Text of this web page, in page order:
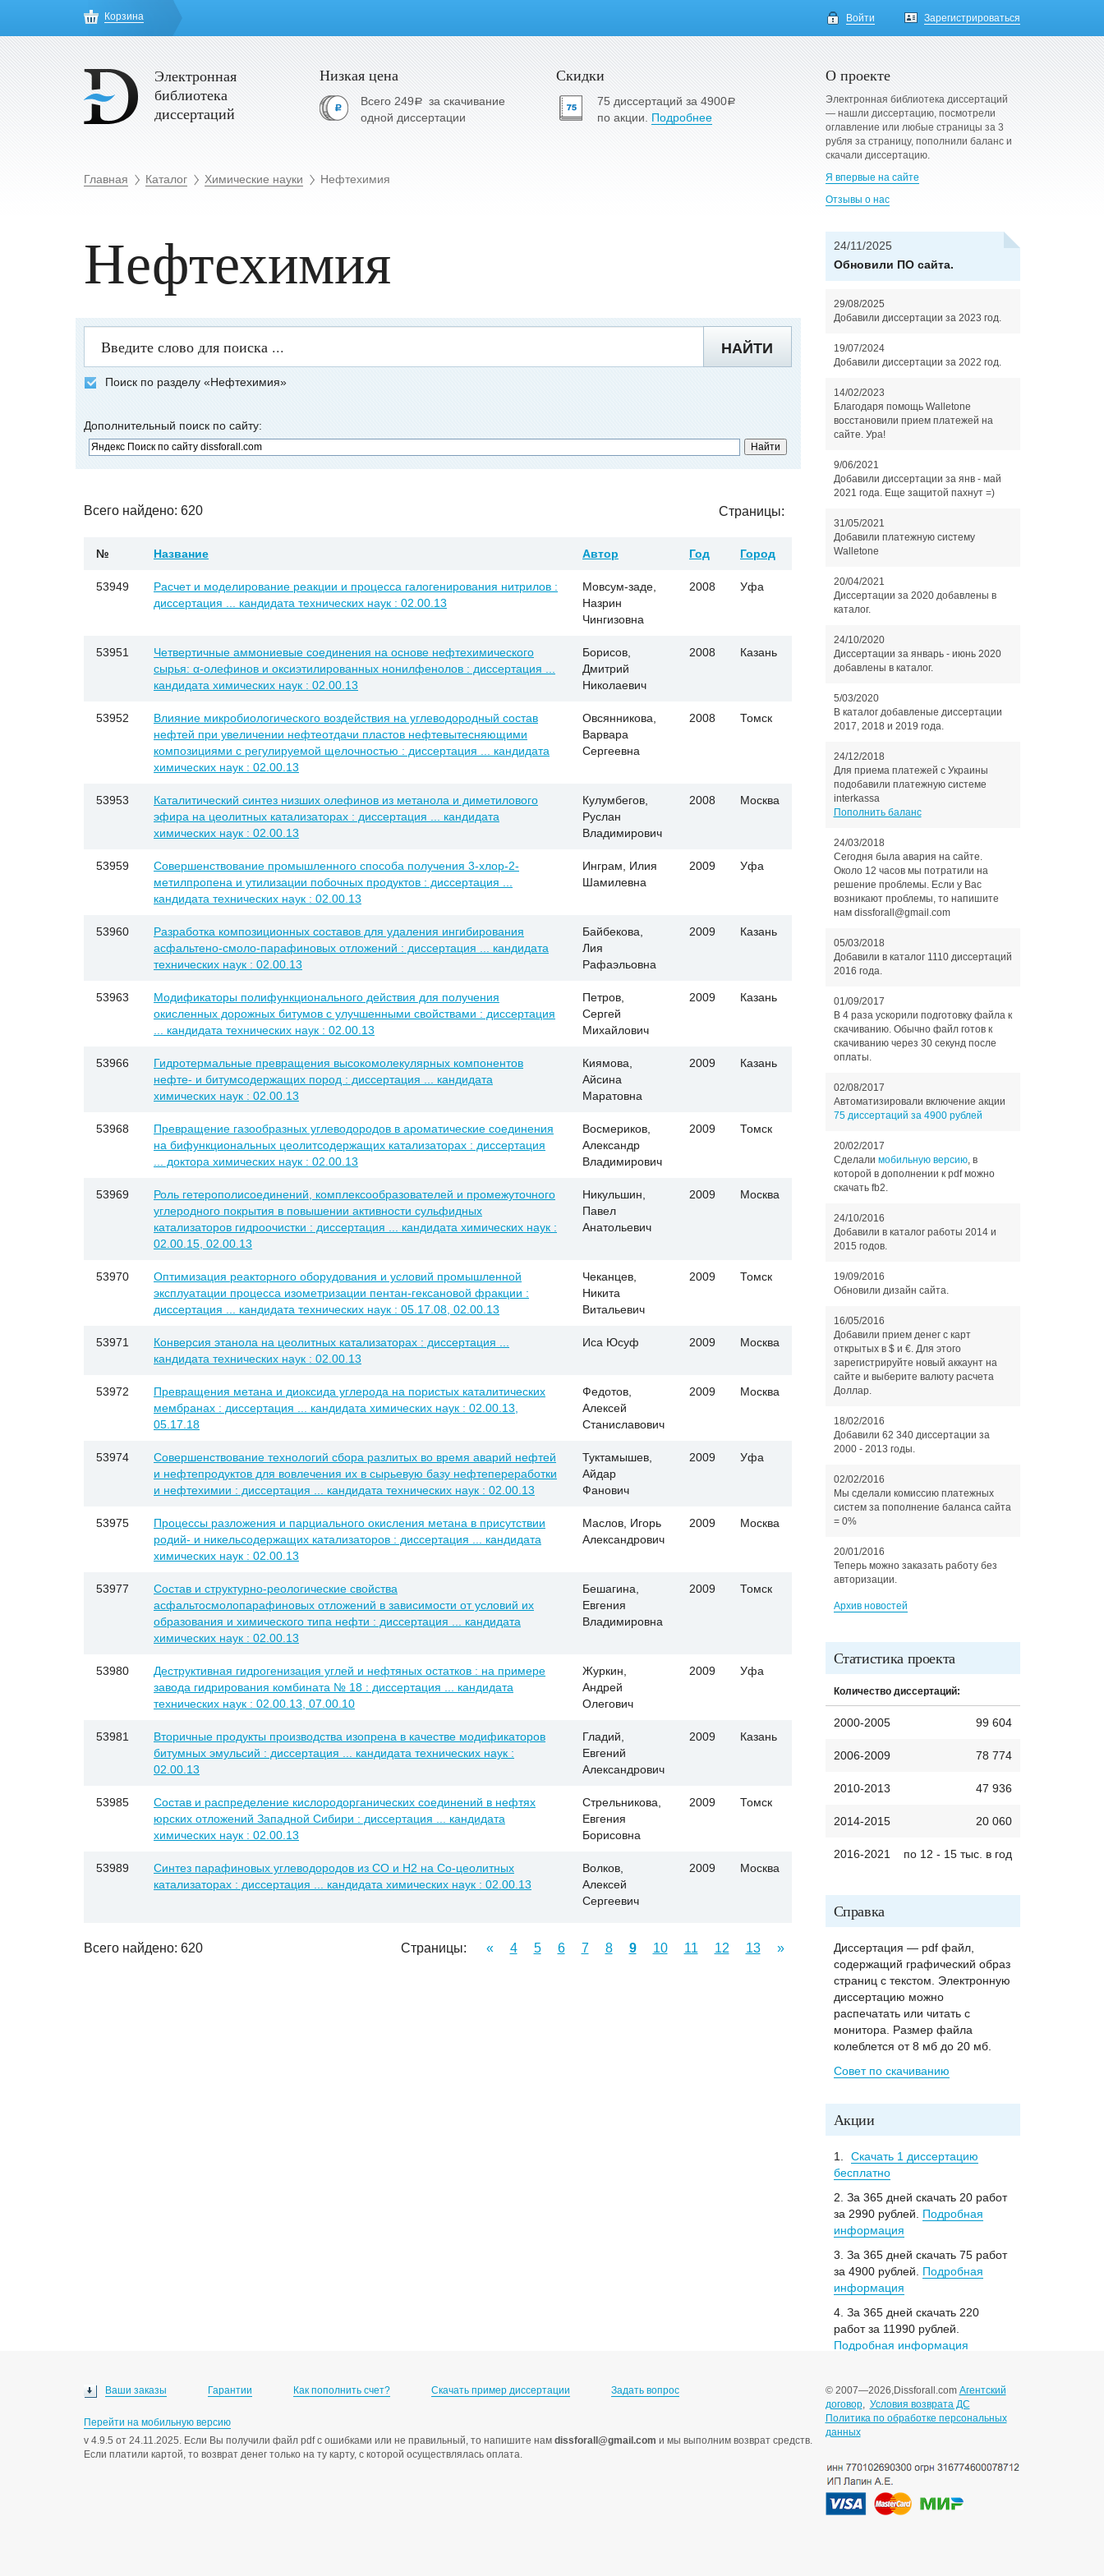
Корзина Войти Зарегистрироваться
Электронная
библиотека
диссертаций
Низкая цена
Всего 249aза скачивание
одной диссертации
Скидки
75 диссертаций за 4900a
по акции. Подробнее
Главная Каталог Химические науки Нефтехимия
Нефтехимия
НАЙТИ
Поиск по разделу «Нефтехимия»
Дополнительный поиск по сайту:
Всего найдено: 620 Страницы:
№ Название Автор Год Город
53949
Расчет и моделирование реакции и процесса галогенирования нитрилов :
диссертация ... кандидата технических наук : 02.00.13
Мовсум-заде,
Назрин
Чингизовна
2008 Уфа
53951
Четвертичные аммониевые соединения на основе нефтехимического
сырья: α-олефинов и оксиэтилированных нонилфенолов : диссертация ...
кандидата химических наук : 02.00.13
Борисов,
Дмитрий
Николаевич
2008 Казань
53952
Влияние микробиологического воздействия на углеводородный состав
нефтей при увеличении нефтеотдачи пластов нефтевытесняющими
композициями с регулируемой щелочностью : диссертация ... кандидата
химических наук : 02.00.13
Овсянникова,
Варвара
Сергеевна
2008 Томск
53953
Каталитический синтез низших олефинов из метанола и диметилового
эфира на цеолитных катализаторах : диссертация ... кандидата
химических наук : 02.00.13
Кулумбегов,
Руслан
Владимирович
2008 Москва
53959
Совершенствование промышленного способа получения 3-хлор-2-
метилпропена и утилизации побочных продуктов : диссертация ...
кандидата технических наук : 02.00.13
Инграм, Илия
Шамилевна
2009 Уфа
53960
Разработка композиционных составов для удаления ингибирования
асфальтено-смоло-парафиновых отложений : диссертация ... кандидата
технических наук : 02.00.13
Байбекова,
Лия
Рафаэльовна
2009 Казань
53963
Модификаторы полифункционального действия для получения
окисленных дорожных битумов с улучшенными свойствами : диссертация
... кандидата технических наук : 02.00.13
Петров,
Сергей
Михайлович
2009 Казань
53966
Гидротермальные превращения высокомолекулярных компонентов
нефте- и битумсодержащих пород : диссертация ... кандидата
химических наук : 02.00.13
Киямова,
Айсина
Маратовна
2009 Казань
53968
Превращение газообразных углеводородов в ароматические соединения
на бифункциональных цеолитсодержащих катализаторах : диссертация
... доктора химических наук : 02.00.13
Восмериков,
Александр
Владимирович
2009 Томск
53969
Роль гетерополисоединений, комплексообразователей и промежуточного
углеродного покрытия в повышении активности сульфидных
катализаторов гидроочистки : диссертация ... кандидата химических наук :
02.00.15, 02.00.13
Никульшин,
Павел
Анатольевич
2009 Москва
53970
Оптимизация реакторного оборудования и условий промышленной
эксплуатации процесса изометризации пентан-гексановой фракции :
диссертация ... кандидата технических наук : 05.17.08, 02.00.13
Чеканцев,
Никита
Витальевич
2009 Томск
53971
Конверсия этанола на цеолитных катализаторах : диссертация ...
кандидата технических наук : 02.00.13
Иса Юсуф 2009 Москва
53972
Превращения метана и диоксида углерода на пористых каталитических
мембранах : диссертация ... кандидата химических наук : 02.00.13,
05.17.18
Федотов,
Алексей
Станиславович
2009 Москва
53974
Совершенствование технологий сбора разлитых во время аварий нефтей
и нефтепродуктов для вовлечения их в сырьевую базу нефтепереработки
и нефтехимии : диссертация ... кандидата технических наук : 02.00.13
Туктамышев,
Айдар
Фанович
2009 Уфа
53975
Процессы разложения и парциального окисления метана в присутствии
родий- и никельсодержащих катализаторов : диссертация ... кандидата
химических наук : 02.00.13
Маслов, Игорь
Александрович
2009 Москва
53977
Состав и структурно-реологические свойства
асфальтосмолопарафиновых отложений в зависимости от условий их
образования и химического типа нефти : диссертация ... кандидата
химических наук : 02.00.13
Бешагина,
Евгения
Владимировна
2009 Томск
53980
Деструктивная гидрогенизация углей и нефтяных остатков : на примере
завода гидрирования комбината № 18 : диссертация ... кандидата
технических наук : 02.00.13, 07.00.10
Журкин,
Андрей
Олегович
2009 Уфа
53981
Вторичные продукты производства изопрена в качестве модификаторов
битумных эмульсий : диссертация ... кандидата технических наук :
02.00.13
Гладий,
Евгений
Александрович
2009 Казань
53985
Состав и распределение кислородорганических соединений в нефтях
юрских отложений Западной Сибири : диссертация ... кандидата
химических наук : 02.00.13
Стрельникова,
Евгения
Борисовна
2009 Томск
53989
Синтез парафиновых углеводородов из CO и H2 на Co-цеолитных
катализаторах : диссертация ... кандидата химических наук : 02.00.13
Волков,
Алексей
Сергеевич
2009 Москва
Всего найдено: 620 Страницы: « 4 5 6 7 8 9 10 11 12 13 »
О проекте
Электронная библиотека диссертаций
— нашли диссертацию, посмотрели
оглавление или любые страницы за 3
рубля за страницу, пополнили баланс и
скачали диссертацию.
Я впервые на сайте
Отзывы о нас
24/11/2025
Обновили ПО сайта.
29/08/2025
Добавили диссертации за 2023 год.
19/07/2024
Добавили диссертации за 2022 год.
14/02/2023
Благодаря помощь Walletone
восстановили прием платежей на
сайте. Ура!
9/06/2021
Добавили диссертации за янв - май
2021 года. Еще защитой пахнут =)
31/05/2021
Добавили платежную систему
Walletone
20/04/2021
Диссертации за 2020 добавлены в
каталог.
24/10/2020
Диссертации за январь - июнь 2020
добавлены в каталог.
5/03/2020
В каталог добавленые диссертации
2017, 2018 и 2019 года.
24/12/2018
Для приема платежей с Украины
подобавили платежную системе
interkassa
Пополнить баланс
24/03/2018
Сегодня была авария на сайте.
Около 12 часов мы потратили на
решение проблемы. Если у Вас
возникают проблемы, то напишите
нам dissforall@gmail.com
05/03/2018
Добавили в каталог 1110 диссертаций
2016 года.
01/09/2017
В 4 раза ускорили подготовку файла к
скачиванию. Обычно файл готов к
скачиванию через 30 секунд после
оплаты.
02/08/2017
Автоматизировали включение акции
75 диссертаций за 4900 рублей
20/02/2017
Сделали мобильную версию, в
которой в дополнении к pdf можно
скачать fb2.
24/10/2016
Добавили в каталог работы 2014 и
2015 годов.
19/09/2016
Обновили дизайн сайта.
16/05/2016
Добавили прием денег с карт
открытых в $ и €. Для этого
зарегистрируйте новый аккаунт на
сайте и выберите валюту расчета
Доллар.
18/02/2016
Добавили 62 340 диссертации за
2000 - 2013 годы.
02/02/2016
Мы сделали комиссию платежных
систем за пополнение баланса сайта
= 0%
20/01/2016
Теперь можно заказать работу без
авторизации.
Архив новостей
Статистика проекта
Количество диссертаций:
2000-2005 99 604
2006-2009 78 774
2010-2013 47 936
2014-2015 20 060
2016-2021 по 12 - 15 тыс. в год
Справка
Диссертация — pdf файл,
содержащий графический образ
страниц с текстом. Электронную
диссертацию можно
распечатать или читать с
монитора. Размер файла
колеблется от 8 мб до 20 мб.
Совет по скачиванию
Акции
1.
Скачать 1 диссертацию
бесплатно
2. За 365 дней скачать 20 работ
за 2990 рублей. Подробная
информация
3. За 365 дней скачать 75 работ
за 4900 рублей. Подробная
информация
4. За 365 дней скачать 220
работ за 11990 рублей.
Подробная информация
Ваши заказы Гарантии Как пополнить счет? Скачать пример диссертации Задать вопрос
Перейти на мобильную версию
v 4.9.5 от 24.11.2025. Если Вы получили файл pdf с ошибками или не правильный, то напишите нам dissforall@gmail.com и мы выполним возврат средств.
Если платили картой, то возврат денег только на ту карту, с которой осуществлялась оплата.
© 2007—2026,Dissforall.com Агентский
договор, Условия возврата ДС
Политика по обработке персональных
данных